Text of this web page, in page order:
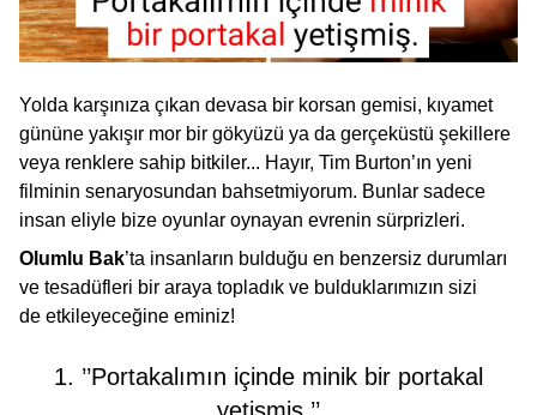
Yolda karşınıza çıkan devasa bir korsan gemisi, kıyamet
gününe yakışır mor bir gökyüzü ya da gerçeküstü şekillere
veya renklere sahip bitkiler... Hayır, Tim Burton’ın yeni
filminin senaryosundan bahsetmiyorum. Bunlar sadece
insan eliyle bize oyunlar oynayan evrenin sürprizleri.
Olumlu Bak’ta insanların bulduğu en benzersiz durumları
ve tesadüfleri bir araya topladık ve bulduklarımızın sizi
de etkileyeceğine eminiz!
1. ’’Portakalımın içinde minik bir portakal